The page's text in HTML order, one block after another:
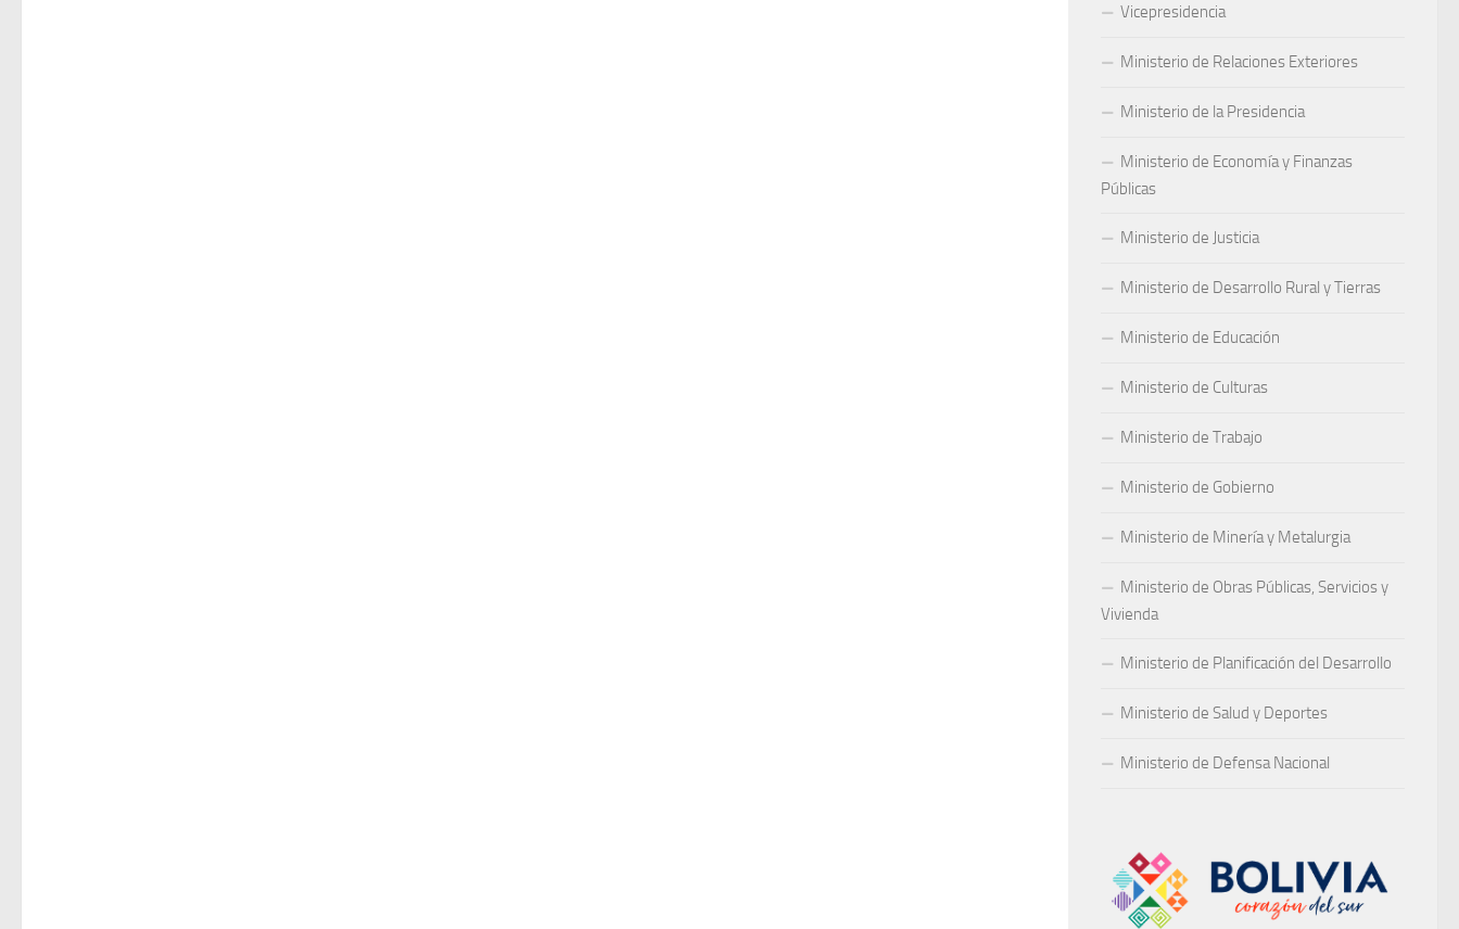
Vicepresidencia
Ministerio de Relaciones Exteriores
Ministerio de la Presidencia
Ministerio de Economía y Finanzas
Públicas
Ministerio de Justicia
Ministerio de Desarrollo Rural y Tierras
Ministerio de Educación
Ministerio de Culturas
Ministerio de Trabajo
Ministerio de Gobierno
Ministerio de Minería y Metalurgia
Ministerio de Obras Públicas, Servicios y
Vivienda
Ministerio de Planificación del Desarrollo
Ministerio de Salud y Deportes
Ministerio de Defensa Nacional